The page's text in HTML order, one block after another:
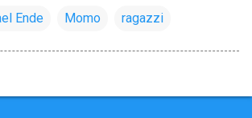
Ende Momo ragazzi